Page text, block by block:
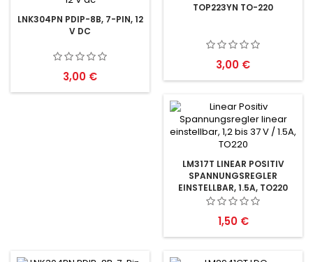
LNK304PN PDIP-8B, 7-PIN, 12
V DC
Preis
3,00 €
TOP223YN TO-220
Preis
3,00 €
LM317T LINEAR POSITIV
SPANNUNGSREGLER
EINSTELLBAR, 1.5A, TO220
Preis
1,50 €